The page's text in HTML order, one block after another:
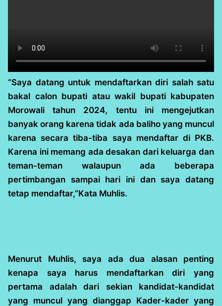
“Saya datang untuk mendaftarkan diri salah satu
bakal calon bupati atau wakil bupati kabupaten
Morowali tahun 2024, tentu ini mengejutkan
banyak orang karena tidak ada baliho yang muncul
karena secara tiba-tiba saya mendaftar di PKB.
Karena ini memang ada desakan dari keluarga dan
teman-teman walaupun ada beberapa
pertimbangan sampai hari ini dan saya datang
tetap mendaftar,”Kata Muhlis.
Menurut Muhlis, saya ada dua alasan penting
kenapa saya harus mendaftarkan diri yang
pertama adalah dari sekian kandidat-kandidat
yang muncul yang dianggap Kader-kader yang